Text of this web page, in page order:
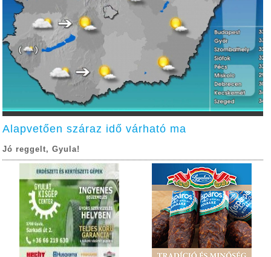
Alapvetően száraz idő várható ma
Jó reggelt, Gyula!